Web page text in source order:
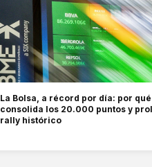
La Bolsa, a récord por día: por
consolida los 20.000 puntos y
rally histórico